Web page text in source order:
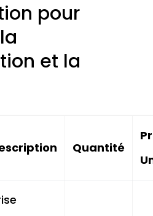
pour
et la
Quantité